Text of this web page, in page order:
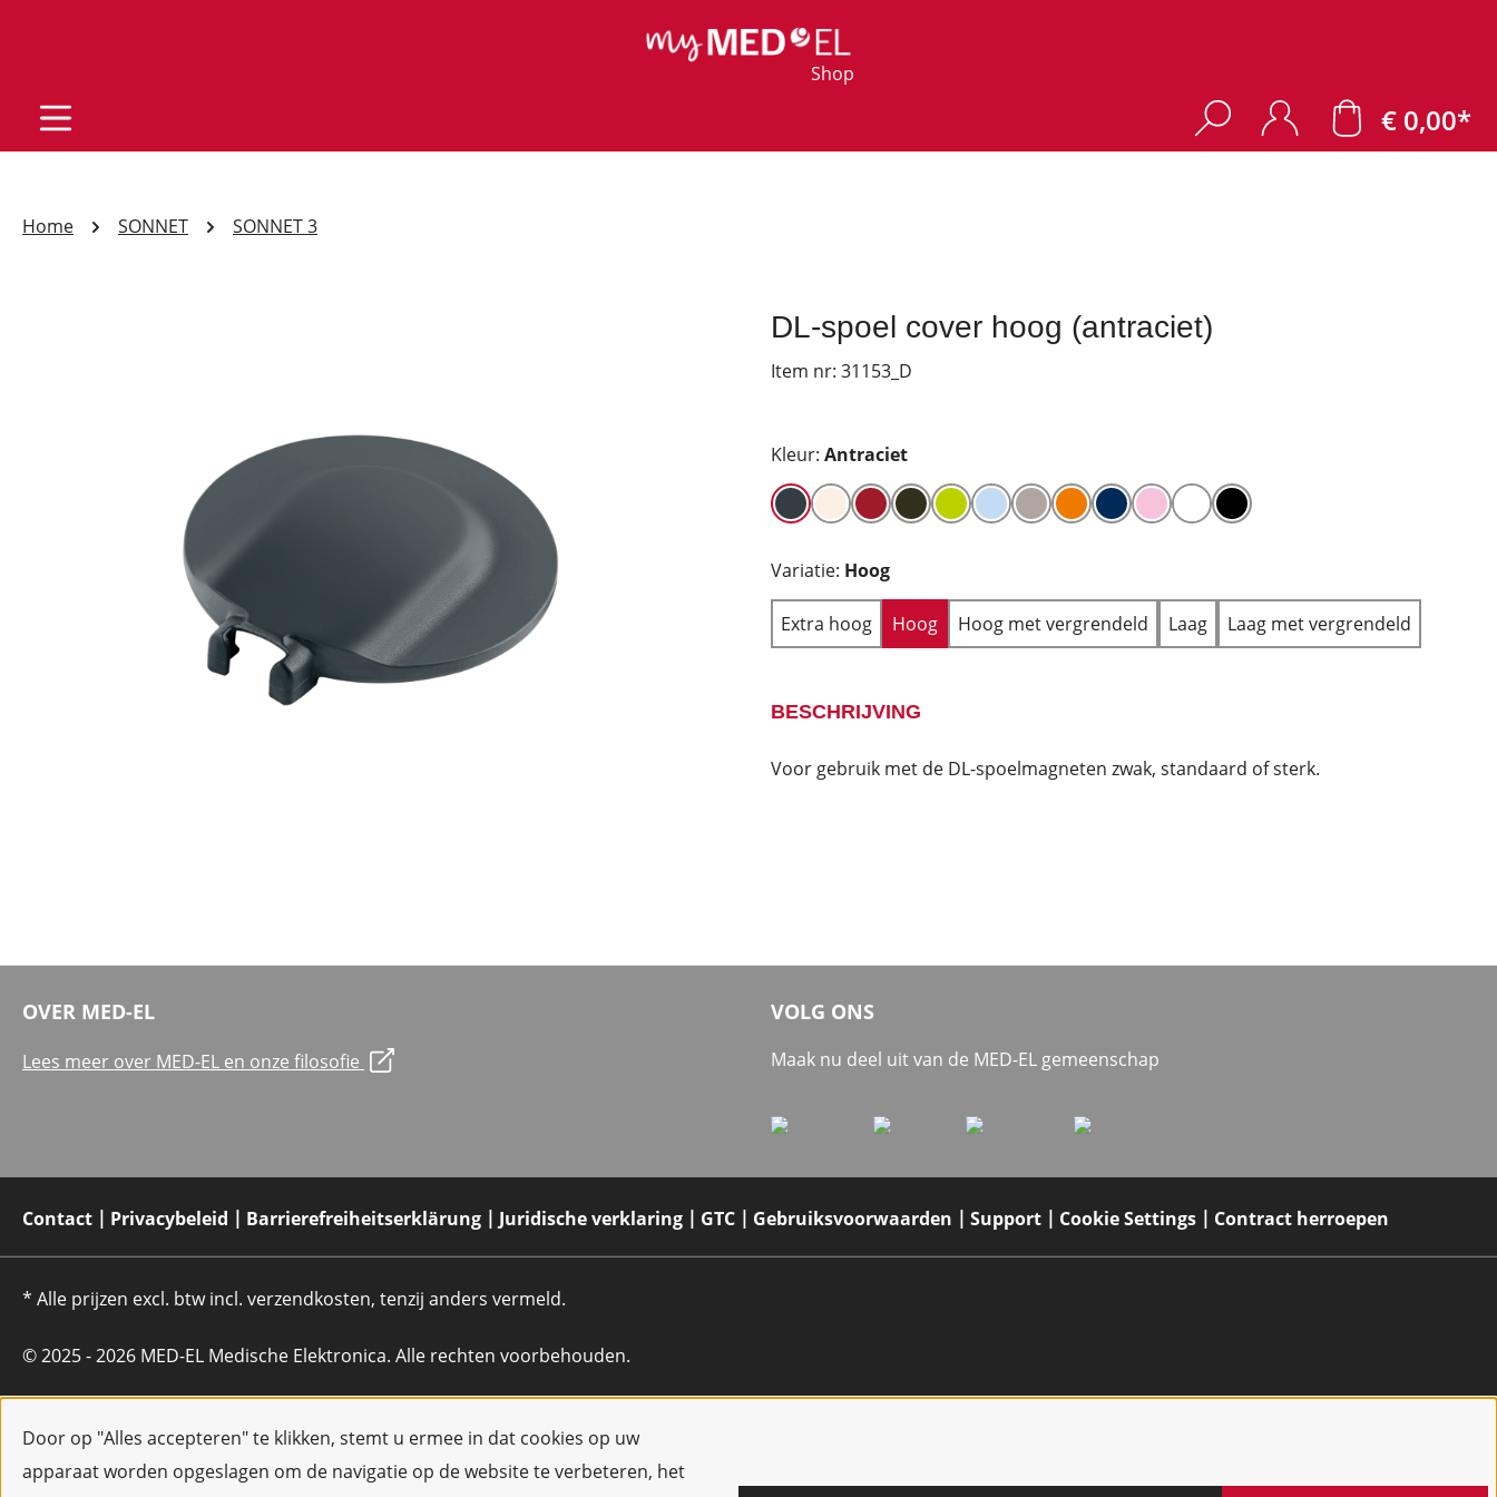
Door op "Alles accepteren" te klikken, stemt u ermee in dat cookies op uw
apparaat worden opgeslagen om de navigatie op de website te verbeteren, het
Shop
€ 0,00*
Home SONNET SONNET 3
DL-spoel cover hoog (antraciet)
Item nr: 31153_D
Kleur: Antraciet
Variatie: Hoog
Extra hoog Hoog Hoog met vergrendeld Laag Laag met vergrendeld
BESCHRIJVING
Voor gebruik met de DL-spoelmagneten zwak, standaard of sterk.
OVER MED-EL
Lees meer over MED-EL en onze filosofie
VOLG ONS
Maak nu deel uit van de MED-EL gemeenschap
Contact Privacybeleid Barrierefreiheitserklärung Juridische verklaring GTC Gebruiksvoorwaarden Support Cookie Settings Contract herroepen
* Alle prijzen excl. btw incl. verzendkosten, tenzij anders vermeld.
© 2025 - 2026 MED-EL Medische Elektronica. Alle rechten voorbehouden.